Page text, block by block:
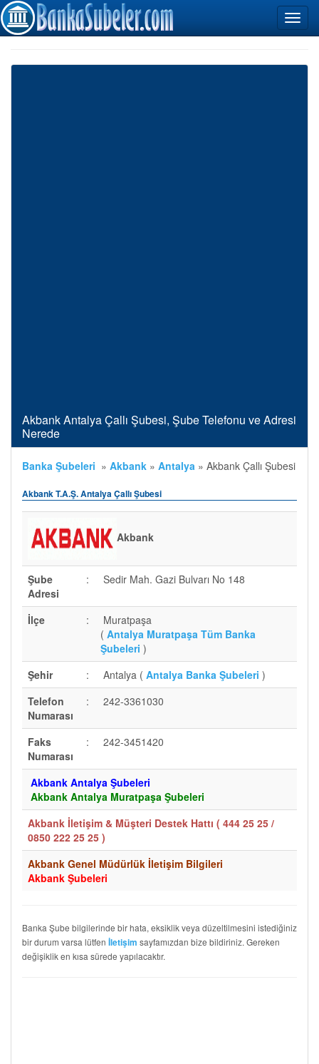
Akbank Antalya Çallı Şubesi, Şube Telefonu ve Adresi
Nerede
Banka Şubeleri » Akbank » Antalya » Akbank Çallı Şubesi
Akbank T.A.Ş. Antalya Çallı Şubesi
Akbank
Şube
Adresi
: Sedir Mah. Gazi Bulvarı No 148
İlçe :
Muratpaşa
( Antalya Muratpaşa Tüm Banka
Şubeleri )
Şehir
: Antalya ( Antalya Banka Şubeleri )
Telefon
Numarası
: 242-3361030
Faks
Numarası
: 242-3451420
Akbank Antalya Şubeleri
Akbank Antalya Muratpaşa Şubeleri
Akbank İletişim & Müşteri Destek Hattı ( 444 25 25 /
0850 222 25 25 )
Akbank Genel Müdürlük İletişim Bilgileri
Akbank Şubeleri
Banka Şube bilgilerinde bir hata, eksiklik veya düzeltilmesini istediğiniz
bir durum varsa lütfen İletişim sayfamızdan bize bildiriniz. Gereken
değişiklik en kısa sürede yapılacaktır.